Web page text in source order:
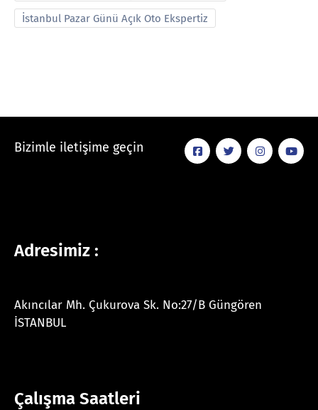
İstanbul Pazar Günü Açık Oto Ekspertiz
Bizimle iletişime geçin
Adresimiz :
Akıncılar Mh. Çukurova Sk. No:27/B Güngören
İSTANBUL
Çalışma Saatleri